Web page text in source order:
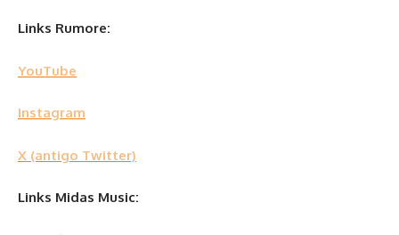
Links Rumore:
YouTube
Instagram
X (antigo Twitter)
Links Midas Music: